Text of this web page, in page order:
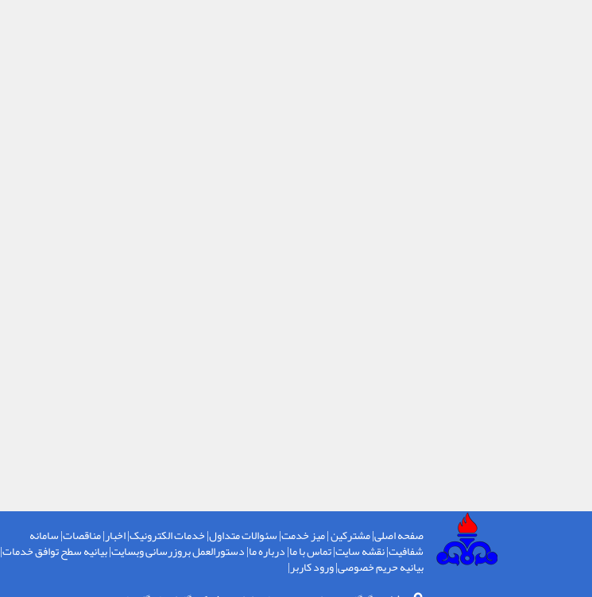
صفحه اصلی|مشترکین|میز خدمت|سئوالات متداول|خدمات الکترونیک|اخبار|مناقصات|سامانه
شفافیت|نقشه سایت|تماس با ما|درباره ما|دستورالعمل بروزرسانی وبسایت|بیانیه سطح توافق خدمات|
بیانیه حریم خصوصی|ورود کاربر|